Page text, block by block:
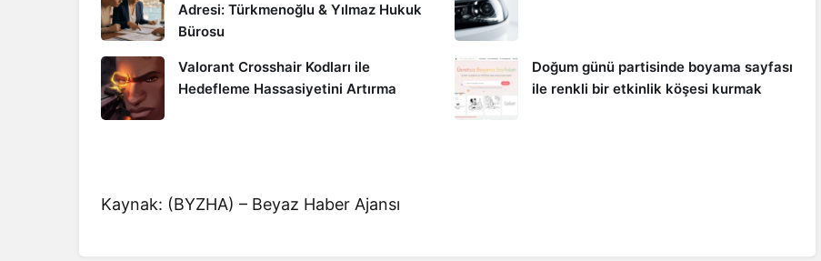
Adresi: Türkmenoğlu & Yılmaz Hukuk
Bürosu
Valorant Crosshair Kodları ile
Hedefleme Hassasiyetini Artırma
Doğum günü partisinde boyama sayfası
ile renkli bir etkinlik köşesi kurmak
Kaynak: (BYZHA) – Beyaz Haber Ajansı